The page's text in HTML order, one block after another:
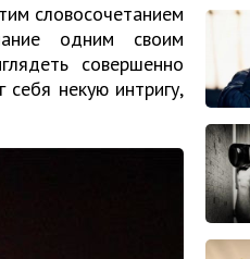
словосочетанием
одним своим
совершенно
себя некую интригу,